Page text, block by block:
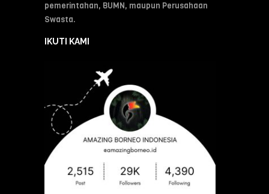
pemerintahan, BUMN, maupun Perusahaan
Swasta.
IKUTI KAMI